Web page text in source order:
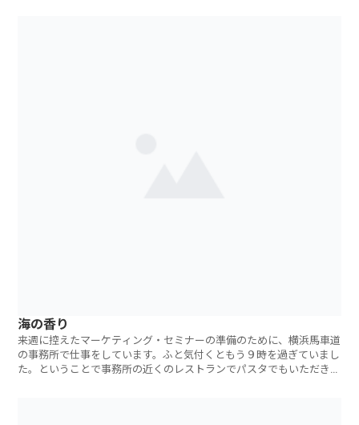
海の香り
来週に控えたマーケティング・セミナーの準備のために、横浜馬車道
の事務所で仕事をしています。ふと気付くともう９時を過ぎていまし
た。ということで事務所の近くのレストランでパスタでもいただきに